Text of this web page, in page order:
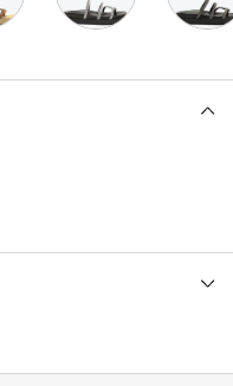
adiciona um toque de
perfeita para um estilo